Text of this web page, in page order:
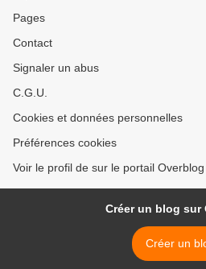
Pages
Contact
Signaler un abus
C.G.U.
Cookies et données personnelles
Préférences cookies
Voir le profil de sur le portail Overblog
Créer un blog sur
Créer un